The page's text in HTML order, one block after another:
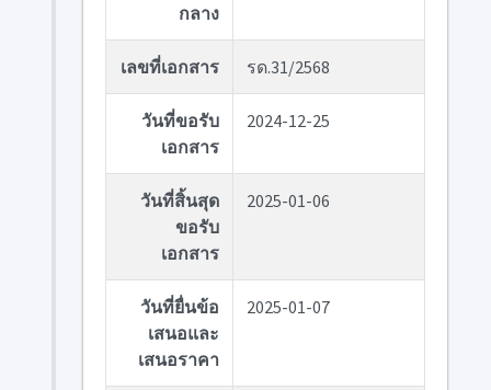
กลาง
เลขที่เอกสาร รด.31/2568
วันที่ขอรับ
เอกสาร
2024-12-25
วันที่สิ้นสุด
ขอรับ
เอกสาร
2025-01-06
วันที่ยื่นข้อ
เสนอและ
เสนอราคา
2025-01-07